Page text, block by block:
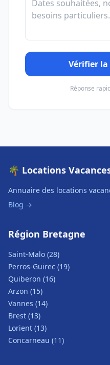
Vérifier
Réponse
🌴 Locations
Annuaire des locations
Blog →
Région Bretagne
Saint-Malo (28)
Perros-Guirec (19)
Quiberon (16)
Arzon (15)
Vannes (14)
Brest (13)
Lorient (13)
Concarneau (11)